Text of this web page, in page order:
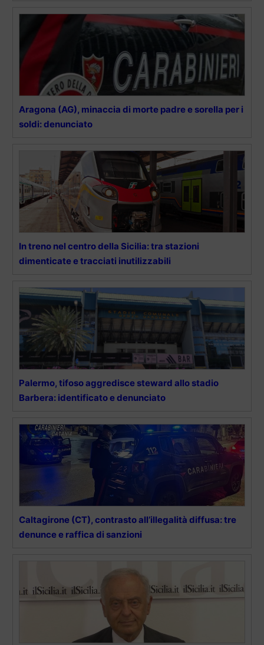
Aragona (AG), minaccia di morte padre e sorella per i
soldi: denunciato
In treno nel centro della Sicilia: tra stazioni
dimenticate e tracciati inutilizzabili
Palermo, tifoso aggredisce steward allo stadio
Barbera: identificato e denunciato
Caltagirone (CT), contrasto all’illegalità diffusa: tre
denunce e raffica di sanzioni